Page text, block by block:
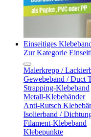
Einseitiges
Zur Kategorie
Malerkrepp /
Gewebeband / Duct
Strapping-Klebeband
Metall-Klebebänder
Anti-Rutsch
Isolierband /
Filament-Klebeband
Klebepunkte